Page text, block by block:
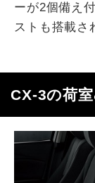
ーが2個備え
ストも搭載さ
CX-3の荷